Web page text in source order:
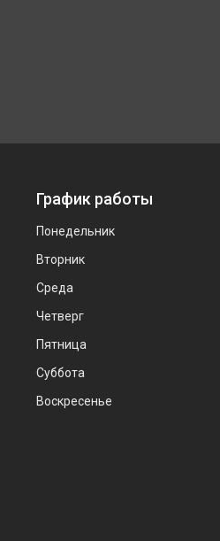
График работы
Понедельник
Вторник
Среда
Четверг
Пятница
Суббота
Воскресенье